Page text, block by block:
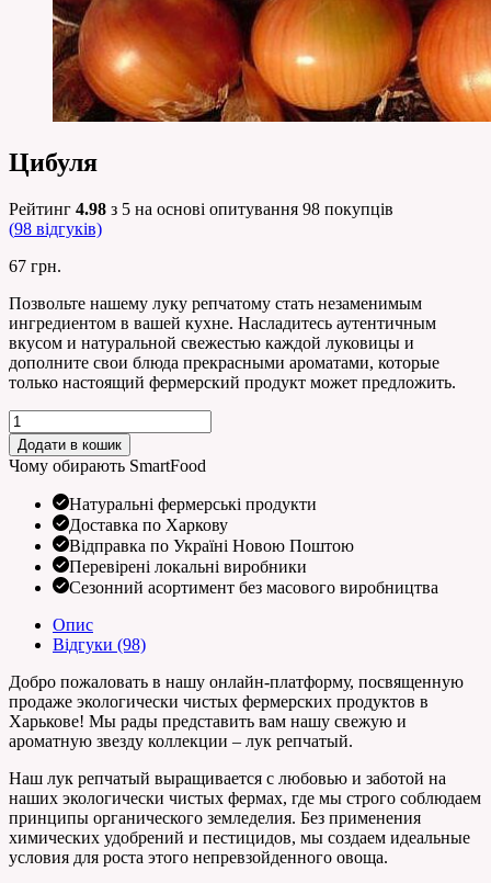
Цибуля
Рейтинг 4.98 з 5 на основі опитування 98 покупців
(98 відгуків)
67 грн.
Позвольте нашему луку репчатому стать незаменимым
ингредиентом в вашей кухне. Насладитесь аутентичным
вкусом и натуральной свежестью каждой луковицы и
дополните свои блюда прекрасными ароматами, которые
только настоящий фермерский продукт может предложить.
Цибуля
кількість
Додати в кошик
Чому обирають SmartFood
Натуральні фермерські продукти
Доставка по Харкову
Відправка по Україні Новою Поштою
Перевірені локальні виробники
Сезонний асортимент без масового виробництва
Опис
Відгуки (98)
Добро пожаловать в нашу онлайн-платформу, посвященную
продаже экологически чистых фермерских продуктов в
Харькове! Мы рады представить вам нашу свежую и
ароматную звезду коллекции – лук репчатый.
Наш лук репчатый выращивается с любовью и заботой на
наших экологически чистых фермах, где мы строго соблюдаем
принципы органического земледелия. Без применения
химических удобрений и пестицидов, мы создаем идеальные
условия для роста этого непревзойденного овоща.